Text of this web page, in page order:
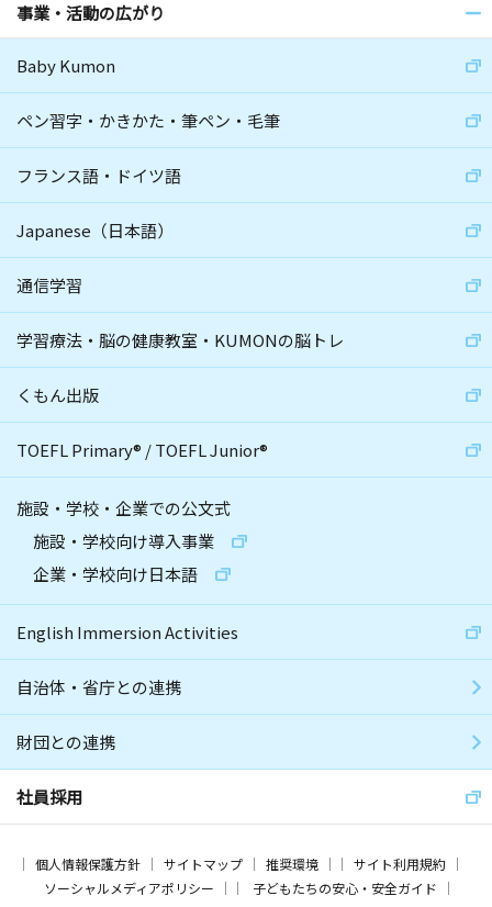
事業・活動の広がり
Baby Kumon
ペン習字・かきかた・筆ペン・毛筆
フランス語・ドイツ語
Japanese（日本語）
通信学習
学習療法・脳の健康教室・KUMONの脳トレ
くもん出版
TOEFL Primary® /TOEFL Junior®
施設・学校・企業での公文式
施設・学校向け導入事業
企業・学校向け日本語
English Immersion Activities
自治体・省庁との連携
財団との連携
社員採用
個人情報保護方針 サイトマップ 推奨環境
サイト利用規約
ソーシャルメディアポリシー
子どもたちの安心・安全ガイド